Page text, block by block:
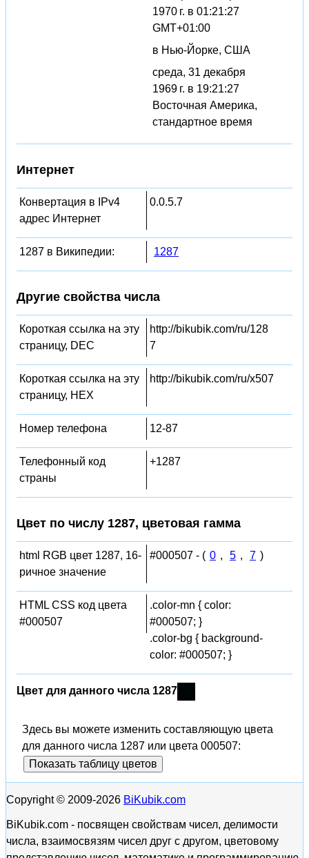
1970 г. в 01:21:27
GMT+01:00
в Нью-Йорке, США
среда, 31 декабря
1969 г. в 19:21:27
Восточная Америка,
стандартное время
Интернет
Конвертация в IPv4
адрес Интернет
0.0.5.7
1287 в Википедии: 1287
Другие свойства числа
Короткая ссылка на эту
страницу, DEC
http://bikubik.com/ru/128
7
Короткая ссылка на эту
страницу, HEX
http://bikubik.com/ru/x507
Номер телефона 12-87
Телефонный код
страны
+1287
Цвет по числу 1287, цветовая гамма
html RGB цвет 1287, 16-
ричное значение
#000507 - ( 0 , 5 , 7 )
HTML CSS код цвета
#000507
.color-mn { color:
#000507; }
.color-bg { background-
color: #000507; }
Цвет для данного числа 1287
Здесь вы можете изменить составляющую цвета
для данного числа 1287 или цвета 000507:
Показать таблицу цветов
Copyright © 2009-2026 BiKubik.com
BiKubik.com - посвящен свойствам чисел, делимости
числа, взаимосвязям чисел друг с другом, цветовому